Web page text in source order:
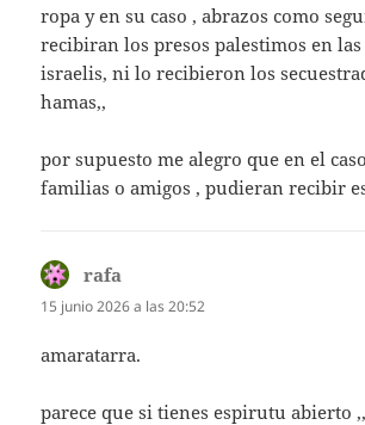
ropa y en su caso , abrazos como
recibiran los presos palestimos en las
israelis, ni lo recibieron los
hamas,,
por supuesto me alegro que en el
familias o amigos , pudieran recibir
rafa
15 junio 2026 a las 20:52
amaratarra.
parece que si tienes espirutu abierto